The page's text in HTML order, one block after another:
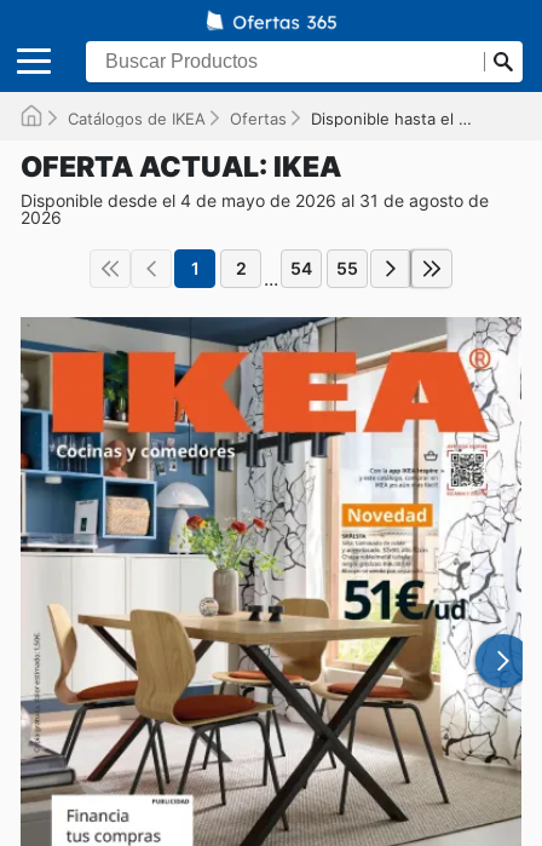
Catálogos de IKEA Ofertas Disponible hasta el 31/08/2026
OFERTA ACTUAL: IKEA
Disponible desde el 4 de mayo de 2026 al 31 de agosto de
2026
1 2 ... 54 55